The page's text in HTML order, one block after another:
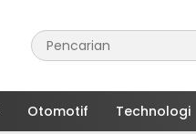
Otomotif Technologi